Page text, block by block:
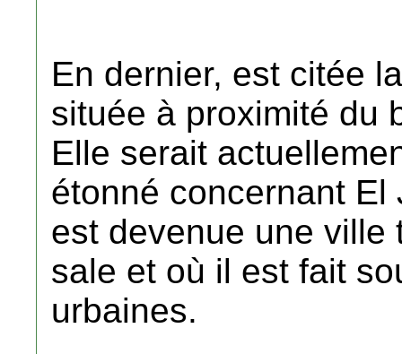
En dernier, est citée
située à proximité du
Elle serait
étonné concernant
est devenue une ville
sale et où il est fait
urbaines.